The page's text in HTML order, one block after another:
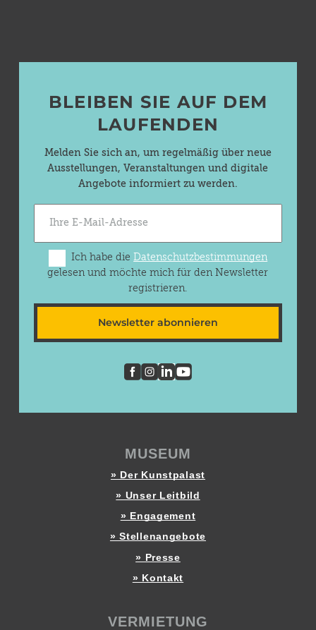
BLEIBEN SIE AUF DEM
LAUFENDEN
Melden Sie sich an, um regelmäßig über neue
Ausstellungen, Veranstaltungen und digitale
Angebote informiert zu werden.
Ich habe die
Datenschutzbestimmungen
gelesen und möchte mich für den Newsletter
registrieren.
Newsletter abonnieren
MUSEUM
» Der Kunstpalast
» Unser Leitbild
» Engagement
» Stellenangebote
» Presse
» Kontakt
VERMIETUNG